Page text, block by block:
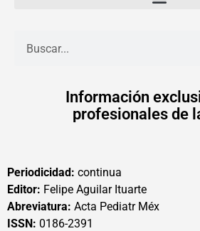
Información
profesionales de
Periodicidad: continua
Editor: Felipe Aguilar Ituarte
Abreviatura: Acta Pediatr Méx
ISSN: 0186-2391